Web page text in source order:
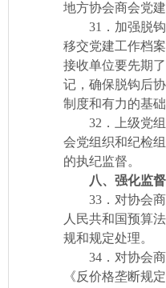
地方协会商会党
31．加强脱钩
移交党建工作档
接收单位要先期
记，确保脱钩后
制度和有力的基
32．上级党组
会党组织和纪检
的执纪监督。
八、强化监督
33．对协会商
人民共和国预算
规和规定处理。
34．对协会商
《反价格垄断规